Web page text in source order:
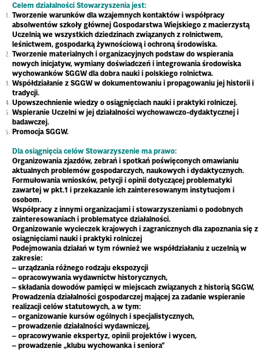
Celem działalności Stowarzyszenia jest:
Tworzenie warunków dla wzajemnych kontaktów i współpracy
absolwentów szkoły głównej Gospodarstwa Wiejskiego z macierzystą
Uczelnią we wszystkich dziedzinach związanych z rolnictwem,
leśnictwem, gospodarką żywnościową i ochroną środowiska.
Tworzenie materialnych i organizacyjnych podstaw do wspierania
nowych inicjatyw, wymiany doświadczeń i integrowania środowiska
wychowanków SGGW dla dobra nauki i polskiego rolnictwa.
Współdziałanie z SGGW w dokumentowaniu i propagowaniu jej historii i
tradycji.
Upowszechnienie wiedzy o osiągnięciach nauki i praktyki rolniczej.
Wspieranie Uczelni w jej działalności wychowawczo-dydaktycznej i
badawczej.
Promocja SGGW.
Dla osiągnięcia celów Stowarzyszenie ma prawo:
Organizowania zjazdów, zebrań i spotkań poświęconych omawianiu
aktualnych problemów gospodarczych, naukowych i dydaktycznych.
Formułowania wniosków, petycji i opinii dotyczącej problematyki
zawartej w pkt.1 i przekazanie ich zainteresowanym instytucjom i
osobom.
Współpracy z innymi organizacjami i stowarzyszeniami o podobnych
zainteresowaniach i problematyce działalności.
Organizowanie wycieczek krajowych i zagranicznych dla zapoznania się z
osiągnięciami nauki i praktyki rolniczej
Podejmowania działań w tym również we współdziałaniu z uczelnią w
zakresie:
– urządzania różnego rodzaju ekspozycji
– opracowywania wydawnictw historycznych,
– składania dowodów pamięci w miejscach związanych z historią SGGW,
Prowadzenia działalności gospodarczej mającej za zadanie wspieranie
realizacji celów statutowych, a w tym:
– organizowanie kursów ogólnych i specjalistycznych,
– prowadzenie działalności wydawniczej,
– opracowywanie ekspertyz, opinii projektów i wycen,
– prowadzenie „klubu wychowanka i seniora”